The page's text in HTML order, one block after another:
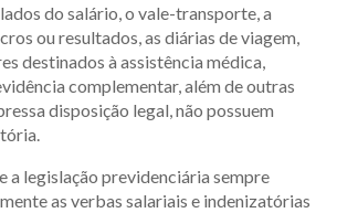
do salário, o vale-transporte, a
ou resultados, as diárias de viagem,
destinados à assistência médica,
complementar, além de outras
disposição legal, não possuem
a legislação previdenciária sempre
as verbas salariais e indenizatórias